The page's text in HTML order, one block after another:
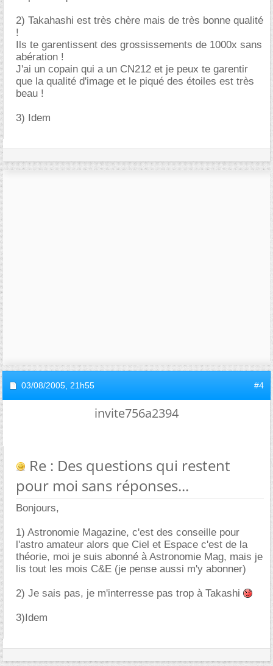
2) Takahashi est très chère mais de très bonne qualité
!
Ils te garentissent des grossissements de 1000x sans
abération !
J'ai un copain qui a un CN212 et je peux te garentir
que la qualité d'image et le piqué des étoiles est très
beau !
3) Idem
03/08/2005, 21h55 #4
invite756a2394
Re : Des questions qui restent
pour moi sans réponses...
Bonjours,
1) Astronomie Magazine, c'est des conseille pour
l'astro amateur alors que Ciel et Espace c'est de la
théorie, moi je suis abonné à Astronomie Mag, mais je
lis tout les mois C&E (je pense aussi m'y abonner)
2) Je sais pas, je m'interresse pas trop à Takashi
3)Idem